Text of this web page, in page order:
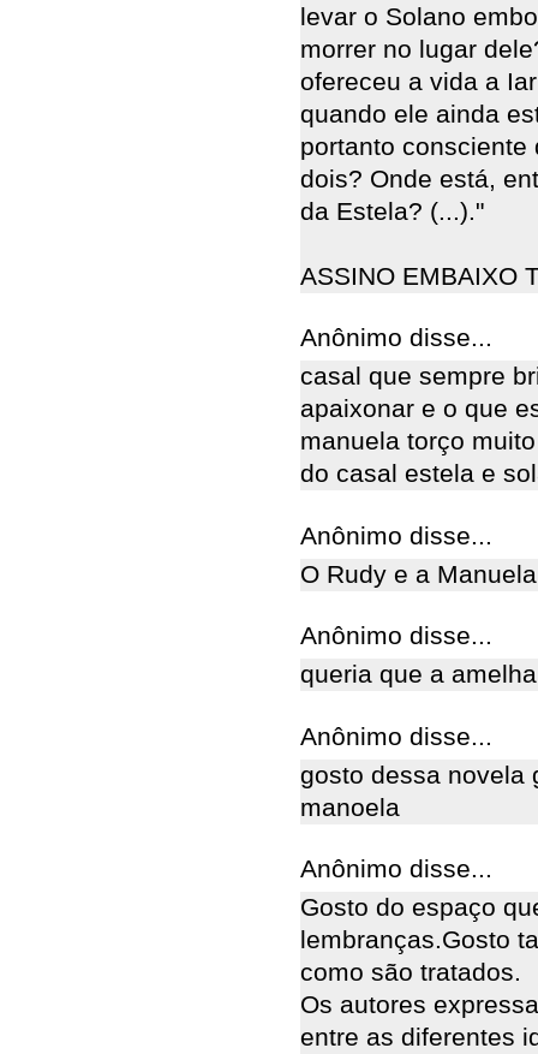
levar o Solano
morrer no lugar
ofereceu a vida a
quando ele ainda
portanto
dois? Onde está,
da Estela? (...)."
ASSINO EMBAIXO
Anônimo disse...
casal que sempre
apaixonar e o que
manuela torço
do casal estela e
Anônimo disse...
O Rudy e a
Anônimo disse...
queria que a
Anônimo disse...
gosto dessa novela
manoela
Anônimo disse...
Gosto do espaço
lembranças.Gosto
como são tratados.
Os autores
entre as diferentes